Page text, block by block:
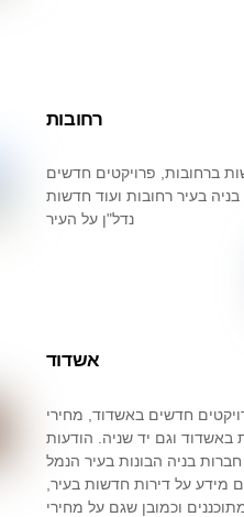
רחובות
ברחובות, פרויקטים חדשים
בניה בעיר רחובות ועוד חדשות
נדל"ן על העיר
אשדוד
חדשים באשדוד, מחירי
באשדוד וגם יד שניה. הודעות
בניה הבונות בעיר הנמל
מידע על דירות חדשות בעיר,
וכמובן שגם על מחירי